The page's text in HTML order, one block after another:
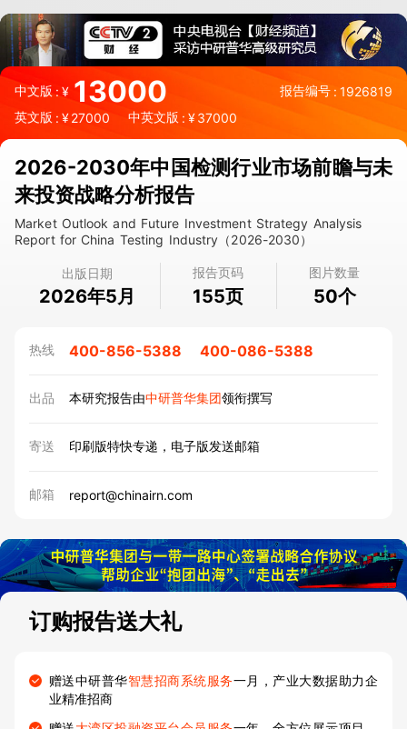
中文版:¥ 13000 报告编号 : 1926819
英文版 : ¥27000 中英文版 : ¥37000
2026-2030年中国检测行业市场前瞻与未
来投资战略分析报告
Market Outlook and Future Investment Strategy Analysis
Report for China Testing Industry（2026-2030）
出版日期
2026年5月
报告页码
155页
图片数量
50个
热线 400-856-5388 400-086-5388
出品 本研究报告由中研普华集团领衔撰写
寄送 印刷版特快专递，电子版发送邮箱
邮箱 report@chinairn.com
订购报告送大礼
赠送中研普华智慧招商系统服务一月，产业大数据助力企
业精准招商